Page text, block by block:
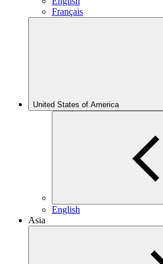
Français
United States of America
English
Asia